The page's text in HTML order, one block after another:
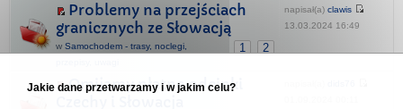
Problemy na przejściach
granicznych ze Słowacją
1 2
w Samochodem - trasy, noclegi,
napisał(a) clawis
13.03.2024 16:49
Omijamy płatne odcinki
Jakie dane przetwarzamy i w jakim celu?